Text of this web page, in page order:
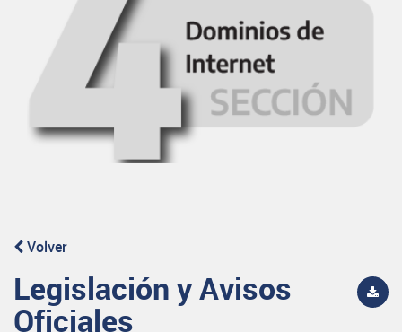
Volver
Legislación y Avisos
Oficiales